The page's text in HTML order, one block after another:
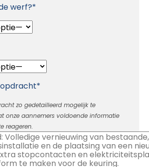
werf?*
zo gedetailleerd mogelijk te
onze aannemers voldoende informatie
reageren.